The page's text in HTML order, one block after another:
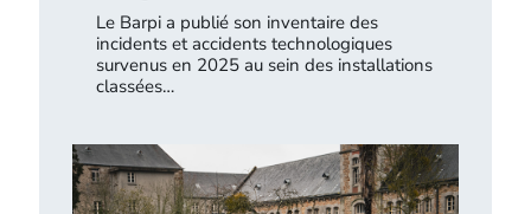
Le Barpi a publié son inventaire des
incidents et accidents technologiques
survenus en 2025 au sein des installations
classées…